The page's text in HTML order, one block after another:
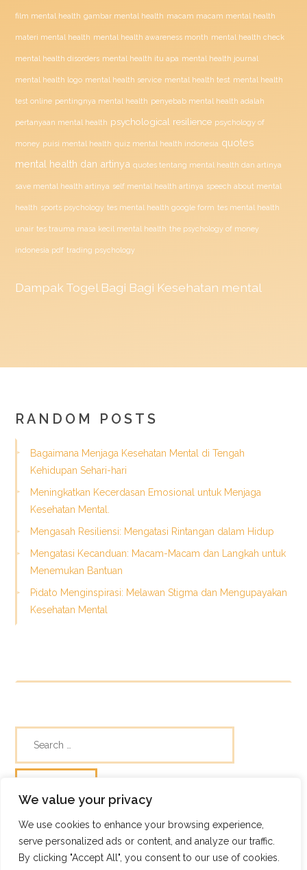
We value your privacy
We use cookies to enhance your browsing experience,
serve personalized ads or content, and analyze our traffic.
By clicking "Accept All", you consent to our use of cookies.
film mental health gambar mental health macam macam mental health
materi mental health mental health awareness month mental health check
mental health disorders mental health itu apa mental health journal
mental health logo mental health service mental health test mental health
test online pentingnya mental health penyebab mental health adalah
pertanyaan mental health psychological resilience psychology of
money puisi mental health quiz mental health indonesia quotes
mental health dan artinya quotes tentang mental health dan artinya
save mental health artinya self mental health artinya speech about mental
health sports psychology tes mental health google form tes mental health
unair tes trauma masa kecil mental health the psychology of money
indonesia pdf trading psychology
Dampak Togel Bagi Bagi Kesehatan mental
RANDOM POSTS
Bagaimana Menjaga Kesehatan Mental di Tengah
Kehidupan Sehari-hari
Meningkatkan Kecerdasan Emosional untuk Menjaga
Kesehatan Mental.
Mengasah Resiliensi: Mengatasi Rintangan dalam Hidup
Mengatasi Kecanduan: Macam-Macam dan Langkah untuk
Menemukan Bantuan
Pidato Menginspirasi: Melawan Stigma dan Mengupayakan
Kesehatan Mental
Frugix Theme by Photricity